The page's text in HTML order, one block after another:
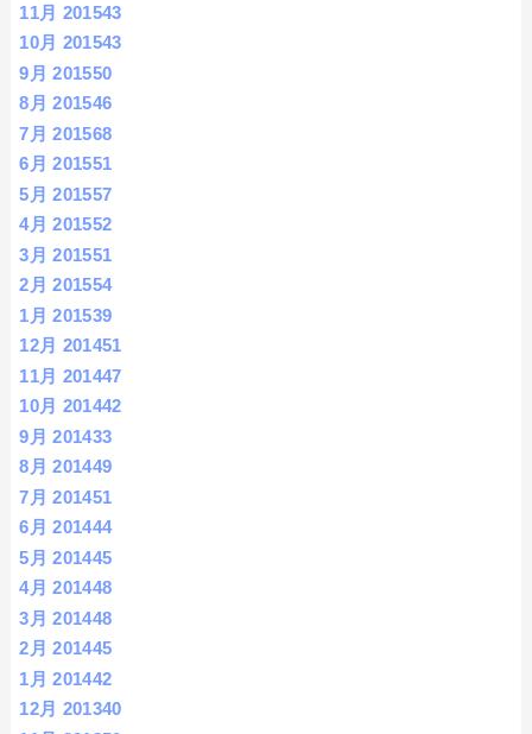
11月 201543
10月 201543
9月 201550
8月 201546
7月 201568
6月 201551
5月 201557
4月 201552
3月 201551
2月 201554
1月 201539
12月 201451
11月 201447
10月 201442
9月 201433
8月 201449
7月 201451
6月 201444
5月 201445
4月 201448
3月 201448
2月 201445
1月 201442
12月 201340